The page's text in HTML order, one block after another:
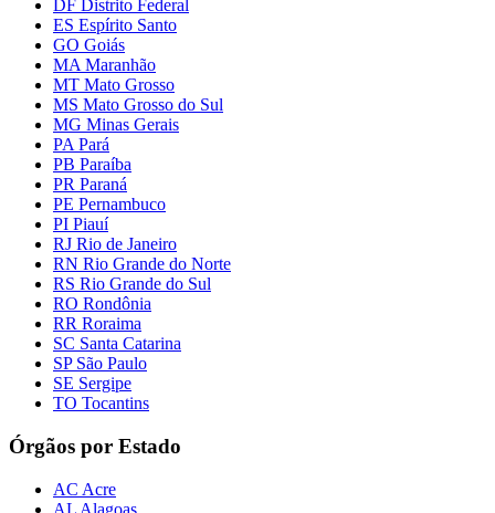
DF Distrito Federal
ES Espírito Santo
GO Goiás
MA Maranhão
MT Mato Grosso
MS Mato Grosso do Sul
MG Minas Gerais
PA Pará
PB Paraíba
PR Paraná
PE Pernambuco
PI Piauí
RJ Rio de Janeiro
RN Rio Grande do Norte
RS Rio Grande do Sul
RO Rondônia
RR Roraima
SC Santa Catarina
SP São Paulo
SE Sergipe
TO Tocantins
Órgãos por Estado
AC Acre
AL Alagoas